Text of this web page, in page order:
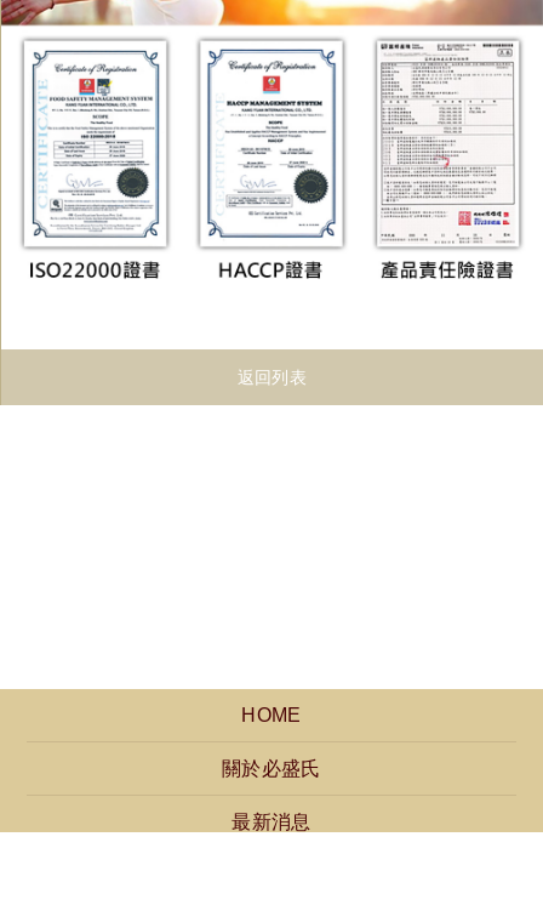
返回列表
HOME
關於必盛氏
最新消息